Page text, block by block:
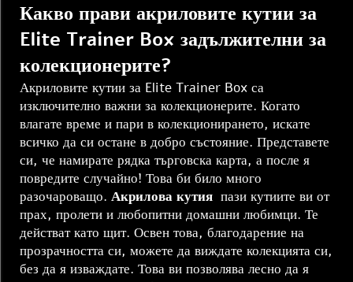
Какво прави акриловите кутии за
Elite Trainer Box задължителни за
колекционерите?
Акриловите кутии за Elite Trainer Box са
изключително важни за колекционерите. Когато
влагате време и пари в колекционирането, искате
всичко да си остане в добро състояние. Представете
си, че намирате рядка търговска карта, а после я
повредите случайно! Това би било много
разочароващо. Акрилова кутия пази кутиите ви от
прах, пролети и любопитни домашни любимци. Те
действат като щит. Освен това, благодарение на
прозрачността си, можете да виждате колекцията си,
без да я изваждате. Това ви позволява лесно да я